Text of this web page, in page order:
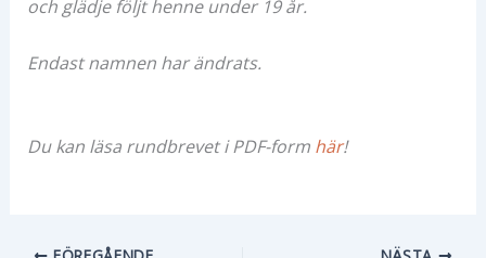
och glädje följt henne under 19 år.
Endast namnen har ändrats.
Du kan läsa rundbrevet i PDF-form här!